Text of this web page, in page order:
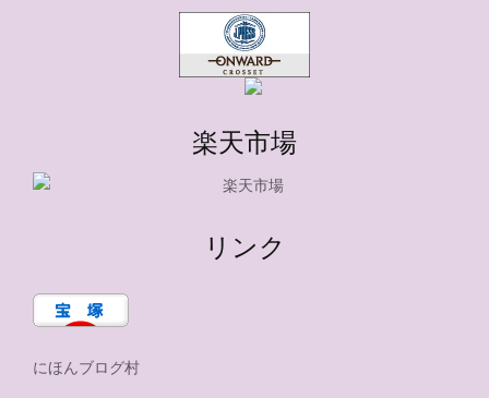
楽天市場
リンク
にほんブログ村